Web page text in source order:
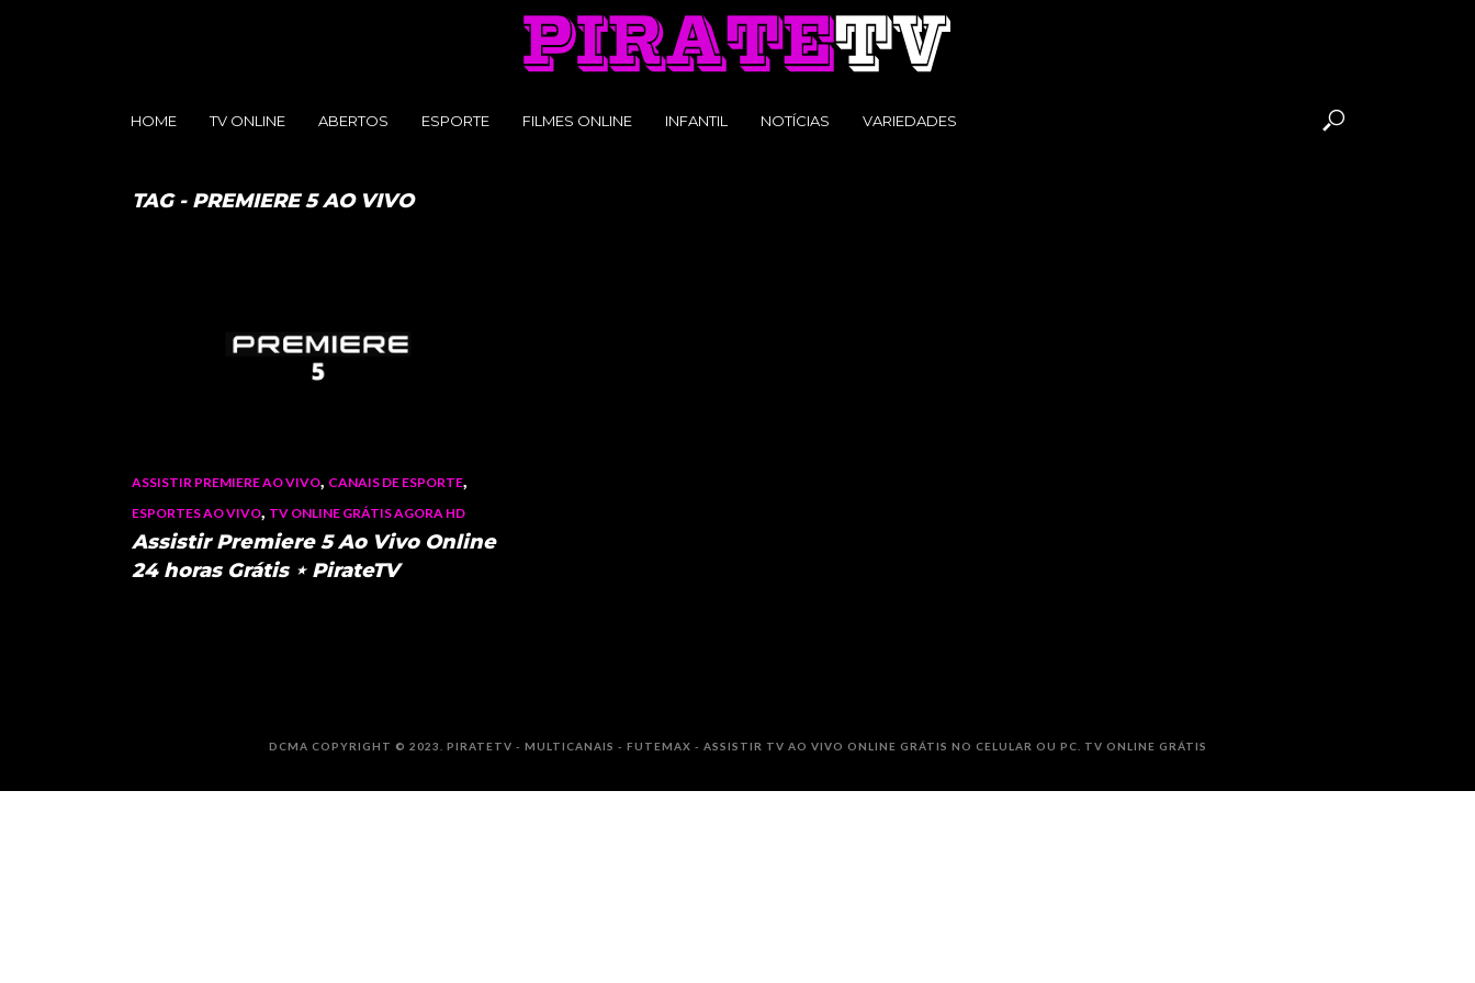
HOME TV ONLINE ABERTOS ESPORTE FILMES ONLINE INFANTIL NOTÍCIAS VARIEDADES
TAG - PREMIERE 5 AO VIVO
ASSISTIR PREMIERE AO VIVO, CANAIS DE ESPORTE,
ESPORTES AO VIVO, TV ONLINE GRÁTIS AGORA HD
Assistir Premiere 5 Ao Vivo Online
24 horas Grátis ⋆ PirateTV
DCMA COPYRIGHT © 2023. PIRATETV - MULTICANAIS - FUTEMAX - ASSISTIR TV AO VIVO ONLINE GRÁTIS NO CELULAR OU PC. TV ONLINE GRÁTIS